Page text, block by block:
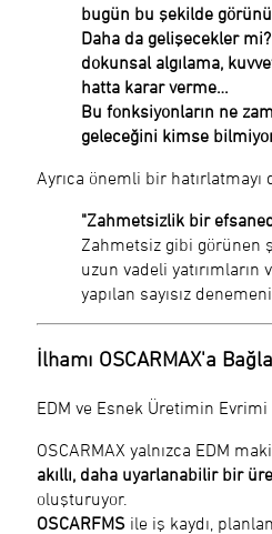
bugün bu şekilde
Daha da gelişecekler mi?
dokunsal algılama,
hatta karar verme…
Bu fonksiyonların ne
geleceğini kimse
Ayrıca önemli bir hatırlatmayı
"Zahmetsizlik bir
Zahmetsiz gibi görünen
uzun vadeli yatırımların
yapılan sayısız
İlhamı OSCARMAX'a
EDM ve Esnek Üretimin Evrimi
OSCARMAX yalnızca EDM
akıllı, daha uyarlanabilir bir
oluşturuyor.
OSCARFMS ile iş kaydı,